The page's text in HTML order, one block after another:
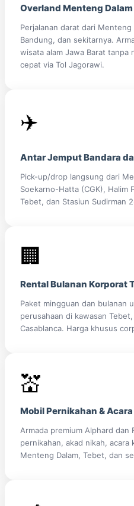
Overland Menteng
Perjalanan darat dari Menteng
Bandung, dan sekitarnya.
wisata alam Jawa Barat
cepat via Tol Jagorawi.
✈️
Antar Jemput Bandara
Pick-up/drop langsung dari
Soekarno-Hatta (CGK), Halim
Tebet, dan Stasiun Sudirman
🏢
Rental Bulanan Korporat
Paket mingguan dan bulanan
perusahaan di kawasan
Casablanca. Harga khusus
💒
Mobil Pernikahan &
Armada premium Alphard
pernikahan, akad nikah,
Menteng Dalam, Tebet, dan